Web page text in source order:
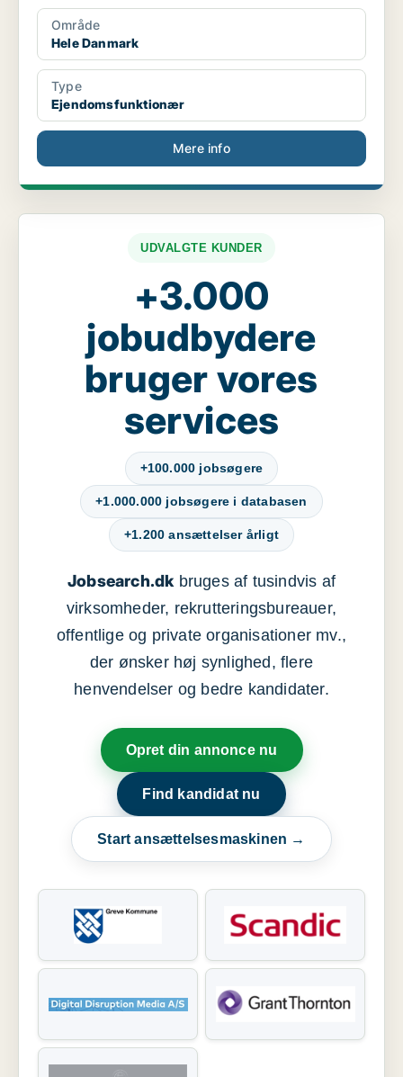
Område
Hele Danmark
Type
Ejendomsfunktionær
Mere info
UDVALGTE KUNDER
+3.000
jobudbydere
bruger vores
services
+100.000 jobsøgere
+1.000.000 jobsøgere i databasen
+1.200 ansættelser årligt
Jobsearch.dkbruges af tusindvis af
virksomheder, rekrutteringsbureauer,
offentlige og private organisationer mv.,
der ønsker høj synlighed, flere
henvendelser og bedre kandidater.
Opret din annonce nu
Find kandidat nu
Start ansættelsesmaskinen →